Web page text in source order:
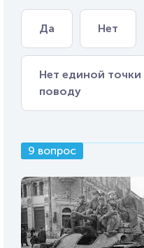
Да Нет
Нет единой
поводу
9 вопрос